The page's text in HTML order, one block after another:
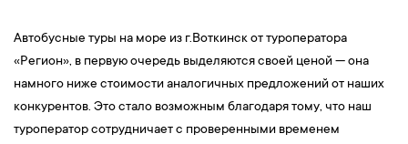
Автобусные туры на море из г.Воткинск от туроператора
«Регион», в первую очередь выделяются своей ценой — она
намного ниже стоимости аналогичных предложений от наших
конкурентов. Это стало возможным благодаря тому, что наш
туроператор сотрудничает с проверенными временем